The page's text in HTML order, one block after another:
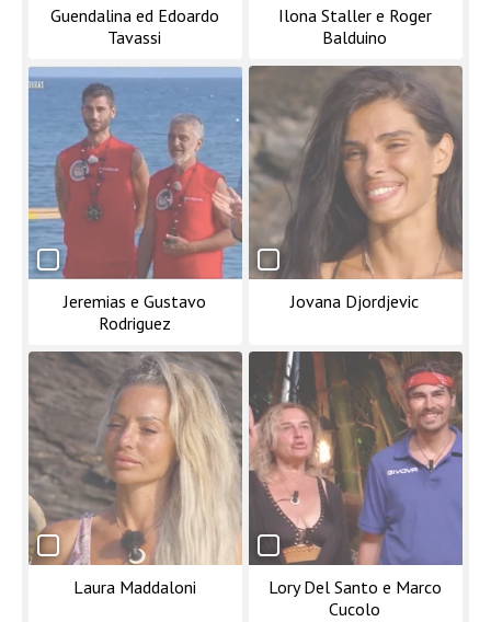
Guendalina ed Edoardo
Tavassi
Ilona Staller e Roger
Balduino
Jeremias e Gustavo
Rodriguez
Jovana Djordjevic
Laura Maddaloni
Lory Del Santo e Marco
Cucolo